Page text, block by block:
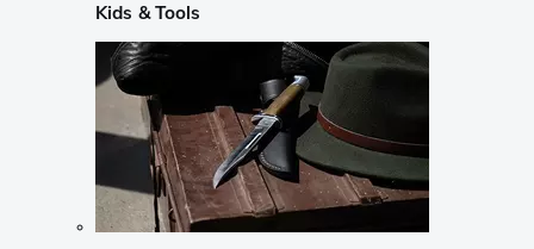
Kids & Tools